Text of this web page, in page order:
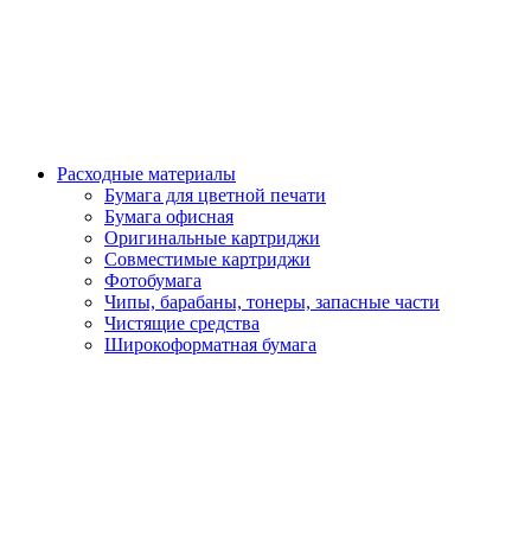
Расходные материалы
Бумага для цветной печати
Бумага офисная
Оригинальные картриджи
Совместимые картриджи
Фотобумага
Чипы, барабаны, тонеры, запасные части
Чистящие средства
Широкоформатная бумага